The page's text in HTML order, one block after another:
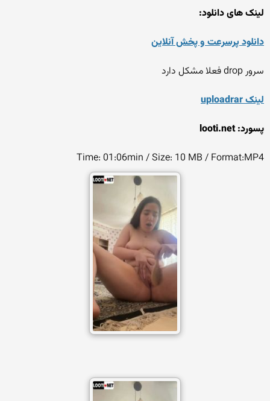
لینک های دانلود:
دانلود پرسرعت و پخش آنلاین
سرور drop فعلا مشکل دارد
لینک uploadrar
پسورد: looti.net
Time: 01:06min / Size: 10 MB / Format:MP4